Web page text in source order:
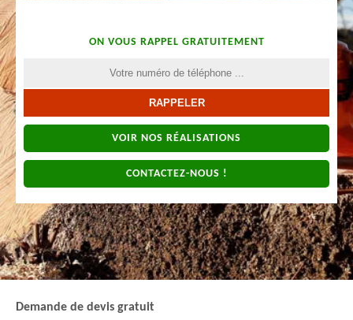
ON VOUS RAPPEL GRATUITEMENT
VOIR NOS RÉALISATIONS
CONTACTEZ-NOUS !
Demande de devis gratuit